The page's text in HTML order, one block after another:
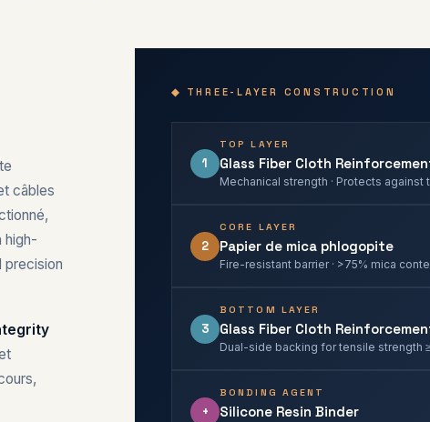
câbles
high-
precision
◆ THREE-LAYER CONSTRUCTION
1
TOP LAYER
Glass Fiber Cloth
Mechanical strength · Protects against
2
CORE LAYER
Papier de mica phlogopite
Fire-resistant barrier · >75% mica
3
BOTTOM LAYER
Glass Fiber Cloth
Dual-side backing for tensile strength
+
BONDING AGENT
Silicone Resin Binder